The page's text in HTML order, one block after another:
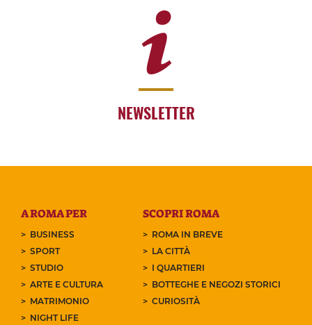
NEWSLETTER
A ROMA PER
BUSINESS
SPORT
STUDIO
ARTE E CULTURA
MATRIMONIO
NIGHT LIFE
SCOPRI ROMA
ROMA IN BREVE
LA CITTÀ
I QUARTIERI
BOTTEGHE E NEGOZI STORICI
CURIOSITÀ